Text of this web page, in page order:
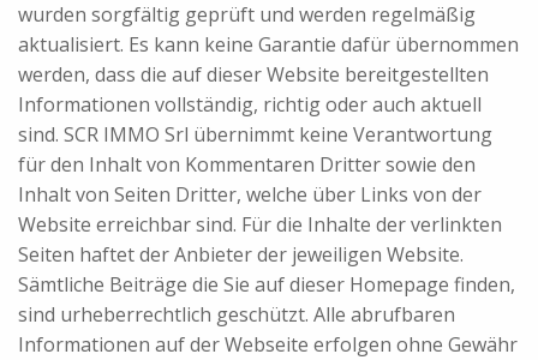
wurden sorgfältig geprüft und werden regelmäßig
aktualisiert. Es kann keine Garantie dafür übernommen
werden, dass die auf dieser Website bereitgestellten
Informationen vollständig, richtig oder auch aktuell
sind. SCR IMMO Srl übernimmt keine Verantwortung
für den Inhalt von Kommentaren Dritter sowie den
Inhalt von Seiten Dritter, welche über Links von der
Website erreichbar sind. Für die Inhalte der verlinkten
Seiten haftet der Anbieter der jeweiligen Website.
Sämtliche Beiträge die Sie auf dieser Homepage finden,
sind urheberrechtlich geschützt. Alle abrufbaren
Informationen auf der Webseite erfolgen ohne Gewähr